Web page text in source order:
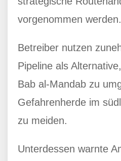
vorgenommen werden.
Betreiber nutzen
Pipeline als
Bab al-Mandab zu
Gefahrenherde im
zu meiden.
Unterdessen warnte